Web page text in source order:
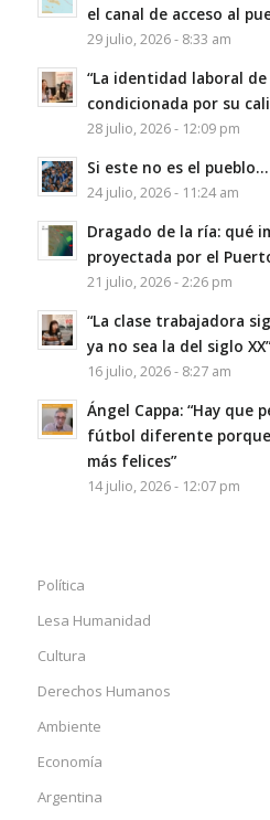
el canal de acceso al
29 julio, 2026 - 8:33 am
“La identidad laboral
condicionada por su
28 julio, 2026 - 12:09 pm
Si este no es el pueblo…
24 julio, 2026 - 11:24 am
Dragado de la ría: qué
proyectada por el
21 julio, 2026 - 2:26 pm
“La clase trabajadora
ya no sea la del siglo XX”
16 julio, 2026 - 8:27 am
Ángel Cappa: “Hay que
fútbol diferente
más felices”
14 julio, 2026 - 12:07 pm
Política
Lesa Humanidad
Cultura
Derechos Humanos
Ambiente
Economía
Argentina